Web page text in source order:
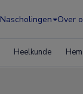
Nascholingen Over
Heelkunde